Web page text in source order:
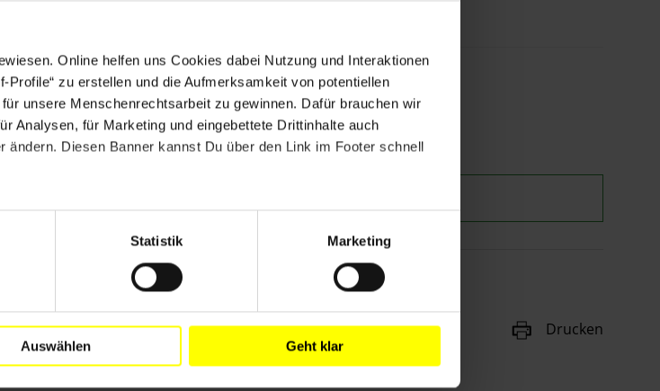
Online helfen uns Cookies dabei Nutzung und Interaktionen
zu erstellen und die Aufmerksamkeit von potentiellen
unsere Menschenrechtsarbeit zu gewinnen. Dafür brauchen wir
Analysen, für Marketing und eingebettete Drittinhalte auch
ändern. Diesen Banner kannst Du über den Link im Footer schnell
Statistik Marketing
Auswählen Geht klar
Drucken